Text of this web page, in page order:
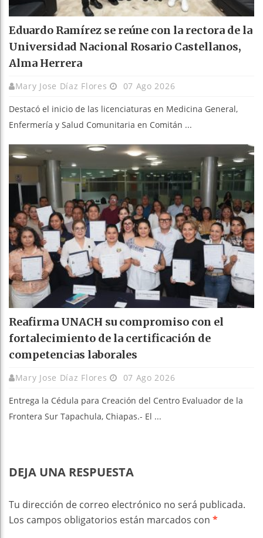
Eduardo Ramírez se reúne con la rectora de la
Universidad Nacional Rosario Castellanos,
Alma Herrera
Mary Jose Díaz Flores 07 Ago 2026
Destacó el inicio de las licenciaturas en Medicina General,
Enfermería y Salud Comunitaria en Comitán ...
Reafirma UNACH su compromiso con el
fortalecimiento de la certificación de
competencias laborales
Mary Jose Díaz Flores 07 Ago 2026
Entrega la Cédula para Creación del Centro Evaluador de la
Frontera Sur Tapachula, Chiapas.- El ...
DEJA UNA RESPUESTA
Tu dirección de correo electrónico no será publicada.
Los campos obligatorios están marcados con *